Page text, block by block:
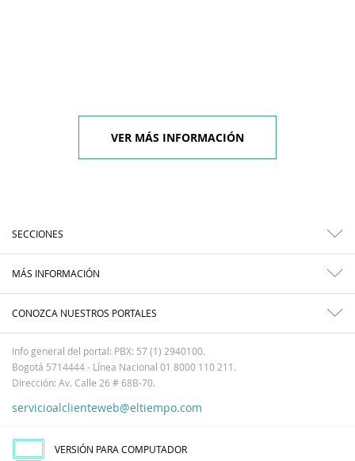
VER MÁS INFORMACIÓN
SECCIONES
MÁS INFORMACIÓN
CONOZCA NUESTROS PORTALES
Info general del portal: PBX: 57 (1) 2940100.
Bogotá 5714444 - Línea Nacional 01 8000 110 211.
Dirección: Av. Calle 26 # 68B-70.
servicioalclienteweb@eltiempo.com
VERSIÓN PARA COMPUTADOR